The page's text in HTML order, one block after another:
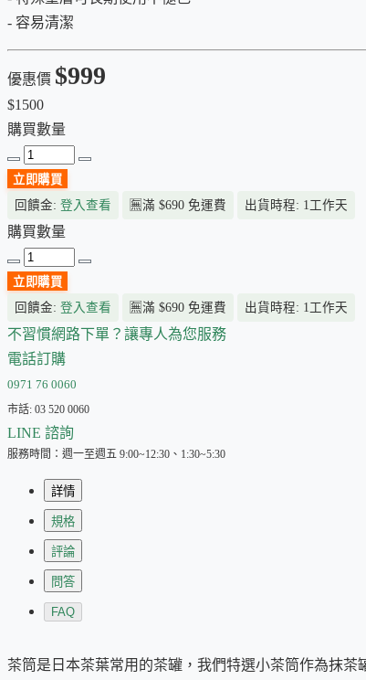
- 容易清潔
優惠價 $999
$1500
購買數量
立即購買
回饋金: 登入查看 🈚滿 $690 免運費 出貨時程: 1工作天
購買數量
立即購買
回饋金: 登入查看 🈚滿 $690 免運費 出貨時程: 1工作天
不習慣網路下單？讓專人為您服務
電話訂購
0971 76 0060
市話: 03 520 0060
LINE 諮詢
服務時間：週一至週五 9:00~12:30、1:30~5:30
詳情
規格
評論
問答
FAQ
茶筒是日本茶葉常用的茶罐，我們特選小茶筒作為抹